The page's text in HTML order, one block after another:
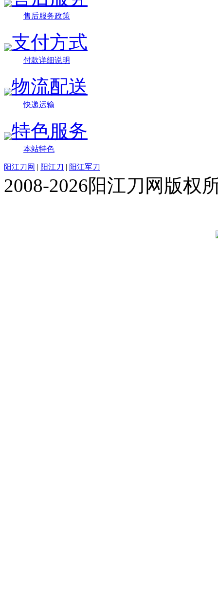
售后服务政策
支付方式
付款详细说明
物流配送
快递运输
特色服务
本站特色
阳江刀网 | 阳江刀 | 阳江军刀
2008-2026阳江刀网版权